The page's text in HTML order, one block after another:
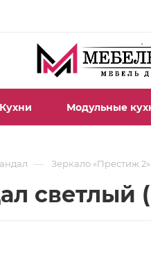
Кухни Модульные
— Зеркало «Престиж